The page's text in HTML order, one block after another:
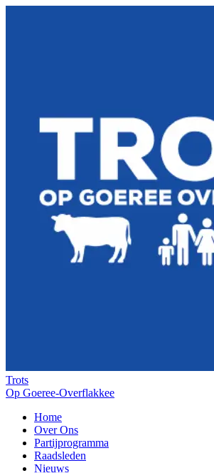
Trots
Op Goeree-Overflakkee
Home
Over Ons
Partijprogramma
Raadsleden
Nieuws